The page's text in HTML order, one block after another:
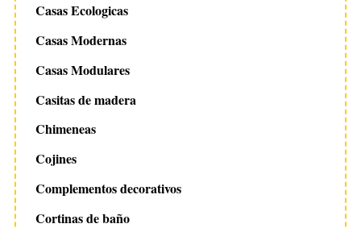
Casas Ecologicas
Casas Modernas
Casas Modulares
Casitas de madera
Chimeneas
Cojines
Complementos decorativos
Cortinas de baño